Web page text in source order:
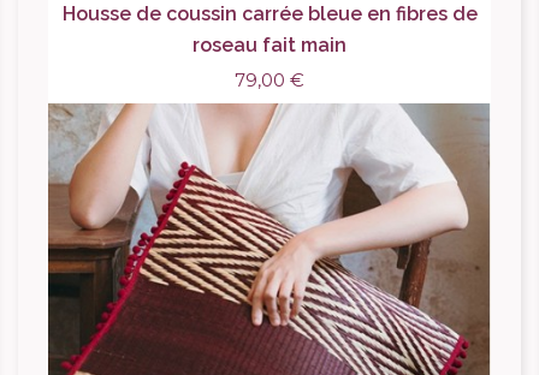
Housse de coussin carrée bleue en fibres de
roseau fait main
79,00 €